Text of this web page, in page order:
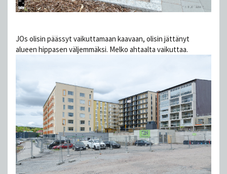
JOs olisin päässyt vaikuttamaan kaavaan, olisin jättänyt
alueen hippasen väljemmäksi. Melko ahtaalta vaikuttaa.